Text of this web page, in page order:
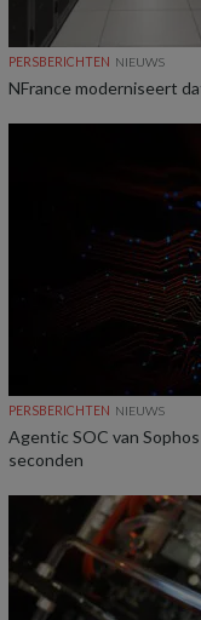
PERSBERICHTEN NIEUWS
NFrance moderniseert
PERSBERICHTEN NIEUWS
Agentic SOC van
seconden